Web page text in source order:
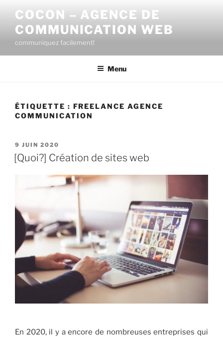
contenu
principal
COCON – AGENCE DE
COMMUNICATION WEB
communiquez facilement!
Menu
ÉTIQUETTE : FREELANCE AGENCE
COMMUNICATION
PUBLIÉ
LE
9 JUIN 2020
[Quoi?] Création de sites web
En 2020, il y a encore de nombreuses entreprises qui